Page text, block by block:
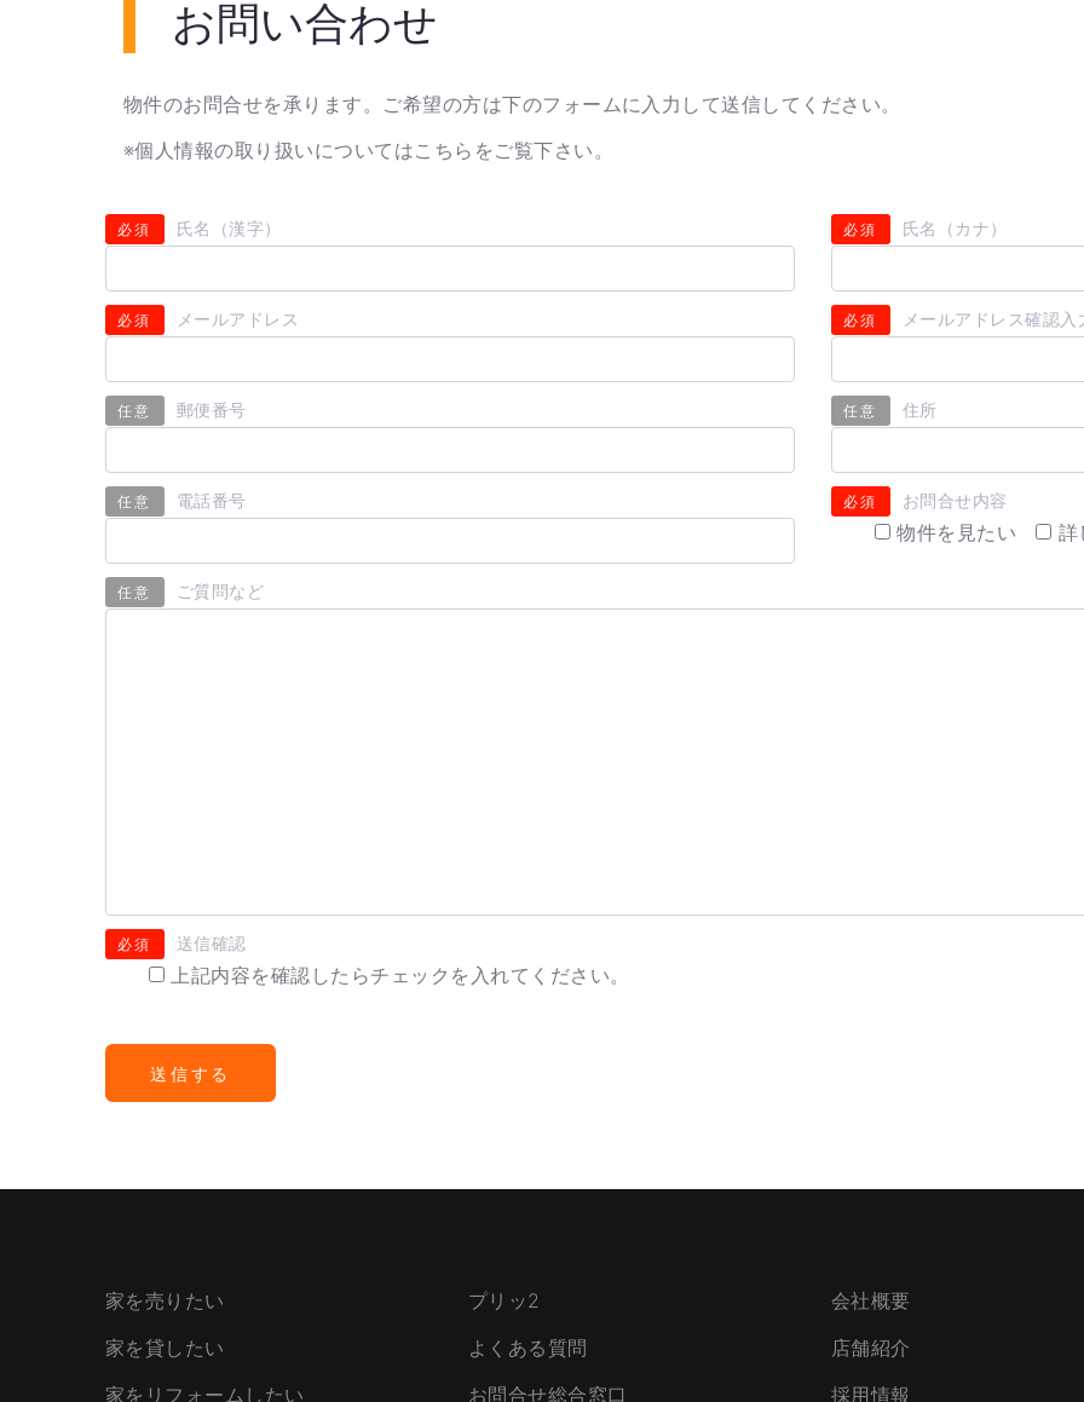
お問い合わせ
物件のお問合せを承ります。ご希望の方は下のフォームに入力して送信してください。
※個人情報の取り扱いについてはこちら をご覧下さい。
必須 氏名（漢字） 必須 氏名（カナ）
必須 メールアドレス 必須 メールアドレス確認入
任意 郵便番号 任意 住所
任意 電話番号 必須 お問合せ内容
物件を見たい 詳
任意 ご質問など
必須 送信確認
上記内容を確認したらチェックを入れてください。
家を売りたい
家を貸したい
家をリフォームしたい
プリッ2
よくある質問
お問合せ総合窓口
会社概要
店舗紹介
採用情報